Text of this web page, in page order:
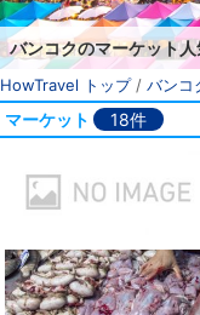
バンコクのマーケット
HowTravel トップ/ バンコ
マーケット 18件